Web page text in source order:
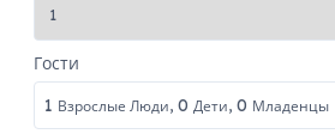
Гости
1 Взрослые Люди, 0 Дети, 0 Младенцы